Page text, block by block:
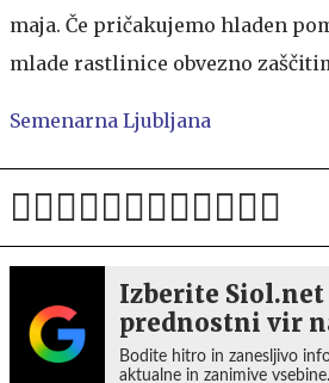
maja. Če pričakujemo hladen
mlade rastlinice obvezno
Semenarna Ljubljana
Izberite Siol.net
prednostni vir
Bodite hitro in zanesljivo
aktualne in zanimive vsebine.